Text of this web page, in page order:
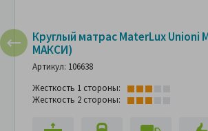
Круглый матрас MaterLux
МАКСИ)
Артикул: 106638
Жесткость 1 стороны:
Жесткость 2 стороны: